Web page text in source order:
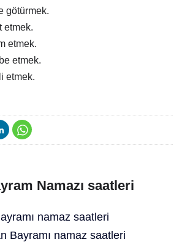
götürmek.
etmek.
etmek.
etmek.
etmek.
Namazı saatleri
namaz saatleri
Bayramı namaz saatleri